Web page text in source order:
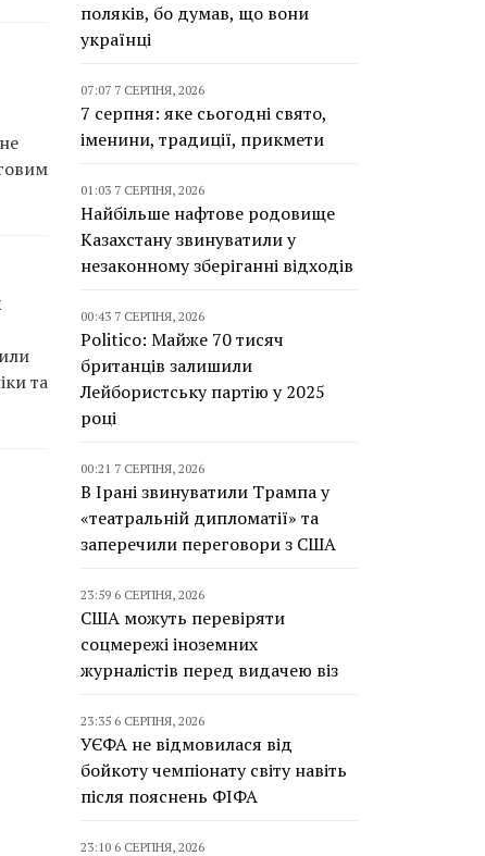
та
поляків, бо думав, що вони
українці
07:07 7 СЕРПНЯ, 2026
7 серпня: яке сьогодні свято,
іменини, традиції, прикмети
01:03 7 СЕРПНЯ, 2026
Найбільше нафтове родовище
Казахстану звинуватили у
незаконному зберіганні відходів
00:43 7 СЕРПНЯ, 2026
Politico: Майже 70 тисяч
британців залишили
Лейбористську партію у 2025
році
00:21 7 СЕРПНЯ, 2026
В Ірані звинуватили Трампа у
«театральній дипломатії» та
заперечили переговори з США
23:59 6 СЕРПНЯ, 2026
США можуть перевіряти
соцмережі іноземних
журналістів перед видачею віз
23:35 6 СЕРПНЯ, 2026
УЄФА не відмовилася від
бойкоту чемпіонату світу навіть
після пояснень ФІФА
23:10 6 СЕРПНЯ, 2026